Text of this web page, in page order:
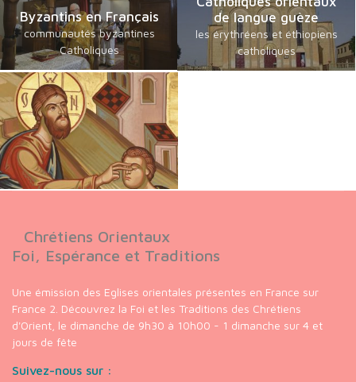
Byzantins en Français
communautés byzantines
Catholiques
de langue guèze
les érythréens et éthiopiens
catholiques
Chrétiens Orientaux
Foi, Espérance et Traditions
Une émission des Eglises orientales présentes en France sur
France 2. Découvrez la Foi et les Traditions des Chrétiens
d'Orient, le dimanche de 9h30 à 10h00 - 1 dimanche sur 4 et
jours de fête
Suivez-nous sur :